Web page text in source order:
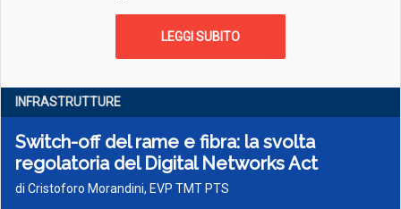
LEGGI SUBITO
INFRASTRUTTURE
Switch-off del rame e fibra: la svolta
regolatoria del Digital Networks Act
di Cristoforo Morandini, EVP TMT PTS